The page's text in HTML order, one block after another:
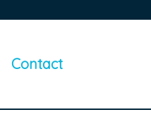
Contact